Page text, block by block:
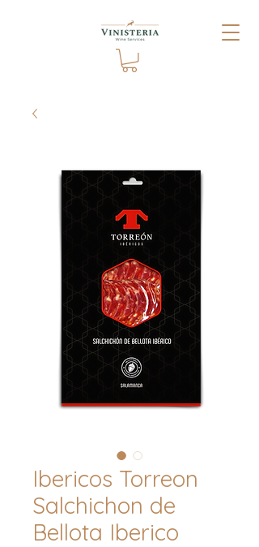
Ibericos Torreon
Salchichon de
Bellota Iberico